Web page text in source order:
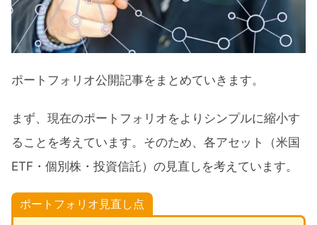
ポートフォリオ公開記事をまとめていきます。
まず、現在のポートフォリオをよりシンプルに縮小す
ることを考えています。そのため、各アセット（米国
ETF・個別株・投資信託）の見直しを考えています。
ポートフォリオ見直し点